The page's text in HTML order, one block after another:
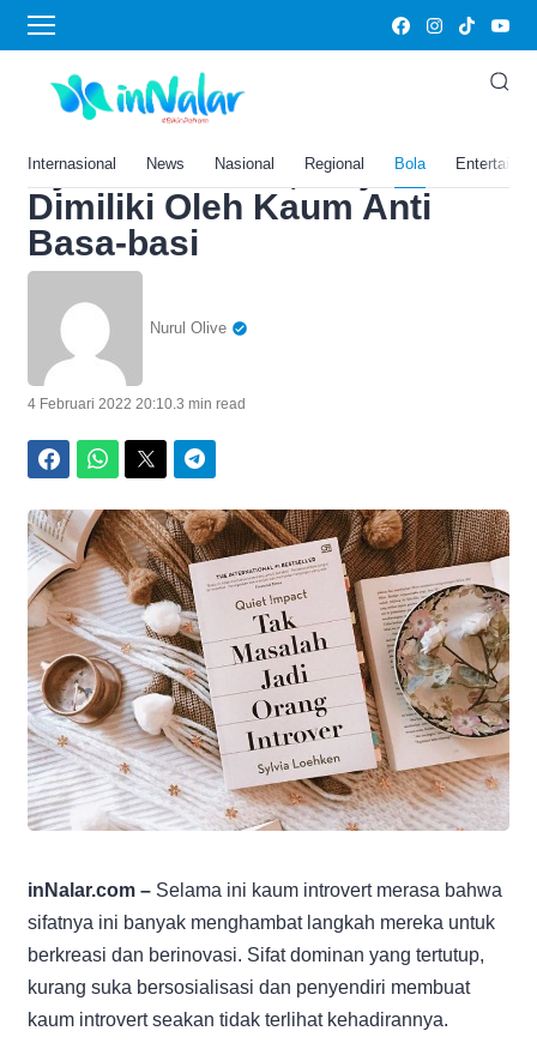
Internasional News Nasional Regional Bola
Home›Bola
Review Buku ‘Tak Masalah
Jadi Orang Introver’ Karya
Sylvia Loehken, Wajib
Dimiliki Oleh Kaum Anti
Basa-basi
Nurul Olive
4 Februari 2022 20:10.3 min read
inNalar.com – Selama ini kaum introvert merasa bahwa
sifatnya ini banyak menghambat langkah mereka untuk
berkreasi dan berinovasi. Sifat dominan yang tertutup,
kurang suka bersosialisasi dan penyendiri membuat
kaum introvert seakan tidak terlihat kehadirannya.